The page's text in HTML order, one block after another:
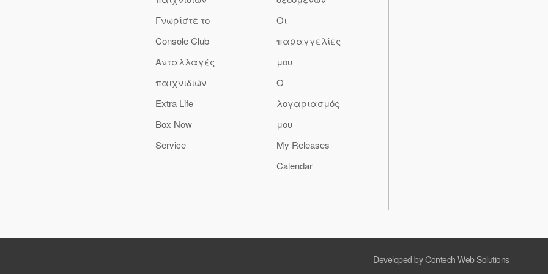
Γνωρίστε το
Console Club
Ανταλλαγές
παιχνιδιών
Extra Life
Box Now
Service
Οι
παραγγελίες
μου
Ο
λογαριασμός
μου
My Releases
Calendar
Developed by Contech Web Solutions